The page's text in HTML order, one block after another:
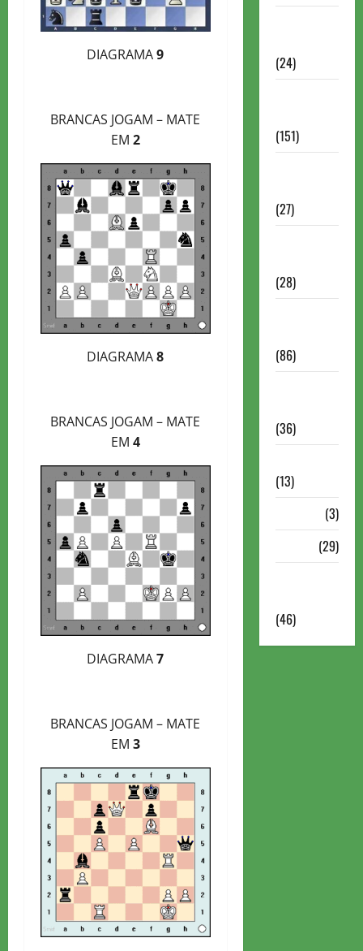
DIAGRAMA9
BRANCAS JOGAM – MATE
EM 2
DIAGRAMA8
BRANCAS JOGAM – MATE
EM 4
DIAGRAMA7
BRANCAS JOGAM – MATE
EM 3
(24)
(151)
(27)
(28)
(86)
(36)
(13)
(3)
(29)
(46)